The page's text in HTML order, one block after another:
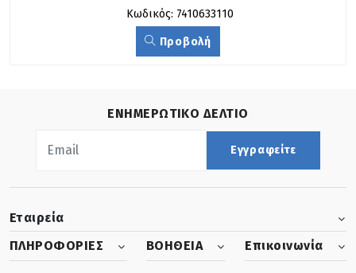
Κωδικός: 7410633110
Προβολή
ΕΝΗΜΕΡΩΤΙΚΟ ΔΕΛΤΙΟ
Εγγραφείτε
Εταιρεία
ΠΛΗΡΟΦΟΡΙΕΣ
ΒΟΗΘΕΙΑ Επικοινωνία